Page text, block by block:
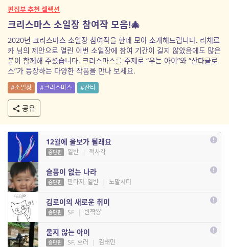
편집부 추천 셀렉션
크리스마스 소일장 참여작 모음!🎄
2020년 크리스마스 소일장 참여작을 한데 모아 소개해드립니다. 리체르
카 님의 제안으로 열린 이번 소일장에 참여 기간이 길지 않았음에도 많은
분이 함께해 주셨습니다. 크리스마스를 주제로 “우는 아이”와 “산타클로
스”가 등장하는 다양한 작품을 만나 보세요.
#소일장 #크리스마스 #산타
공유
12월에 울보가 될래요
중단편 일반 | 적사각
슬픔이 없는 나라
중단편 판타지, 일반 | 노말시티
김로이의 새로운 취미
중단편 SF | 반짝뿅
울지 않는 아이
중단편 SF, 호러 | 김태민